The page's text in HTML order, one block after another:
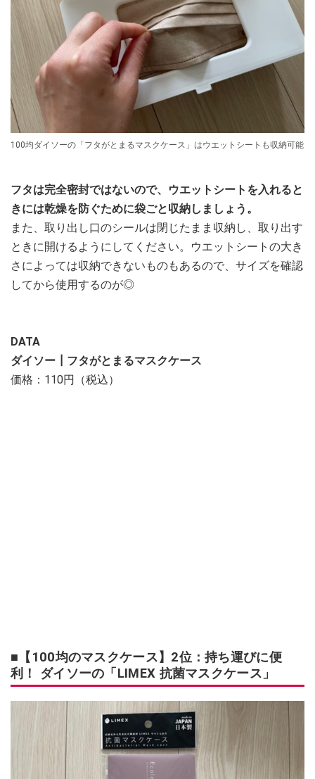
100均ダイソーの「フタがとまるマスクケース」はウエットシートも収納可能
フタは完全密封ではないので、ウエットシートを入れると
きには乾燥を防ぐために袋ごと収納しましょう。
また、取り出し口のシールは閉じたまま収納し、取り出す
ときに開けるようにしてください。ウエットシートの大き
さによっては収納できないものもあるので、サイズを確認
してから使用するのが◎
DATA
ダイソー┃フタがとまるマスクケース
価格：110円（税込）
■【100均のマスクケース】2位：持ち運びに便
利！ ダイソーの「LIMEX 抗菌マスクケース」